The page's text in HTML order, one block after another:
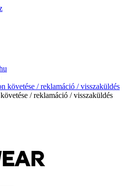
követése / reklamáció / visszaküldés
/ reklamáció / visszaküldés